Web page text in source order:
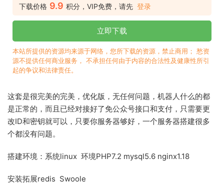
下载价格 9.9 积分，VIP免费，请先 登录
立即下载
本站所提供的资源均来源于网络，您所下载的资源，禁止商用； 愁资
源不提供任何商业服务， 不承担任何由于内容的合法性及健康性所引
起的争议和法律责任。
这套是很完美的完美，优化版，无任何问题，机器人什么的都
是正常的，而且已经对接好了免公众号接口和支付，只需要更
改ID和密钥就可以，只要你服务器够好，一个服务器搭建很多
个都没有问题。
搭建环境：系统linux 环境PHP7.2 mysql5.6 nginx1.18
安装拓展redis Swoole